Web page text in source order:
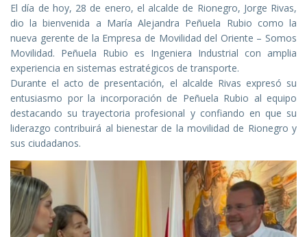
El día de hoy, 28 de enero, el alcalde de Rionegro, Jorge Rivas,
dio la bienvenida a María Alejandra Peñuela Rubio como la
nueva gerente de la Empresa de Movilidad del Oriente – Somos
Movilidad. Peñuela Rubio es Ingeniera Industrial con amplia
experiencia en sistemas estratégicos de transporte.
Durante el acto de presentación, el alcalde Rivas expresó su
entusiasmo por la incorporación de Peñuela Rubio al equipo
destacando su trayectoria profesional y confiando en que su
liderazgo contribuirá al bienestar de la movilidad de Rionegro y
sus ciudadanos.